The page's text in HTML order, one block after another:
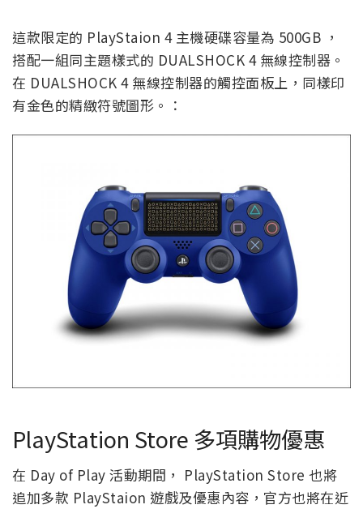
這款限定的 PlayStaion 4 主機硬碟容量為 500GB ，
搭配一組同主題樣式的 DUALSHOCK 4 無線控制器。
在 DUALSHOCK 4 無線控制器的觸控面板上，同樣印
有金色的精緻符號圖形。：
PlayStation Store 多項購物優惠
在 Day of Play 活動期間， PlayStation Store 也將
追加多款 PlayStaion 遊戲及優惠內容，官方也將在近